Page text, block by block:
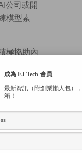
公司或開
模型素
極協助內
內實，談
畫是我們
，持續吸
知的財產
OpenAI在
成功迫使
退出」
成為 EJ Tech 會員
最新資訊（附創業懶人包）
箱！